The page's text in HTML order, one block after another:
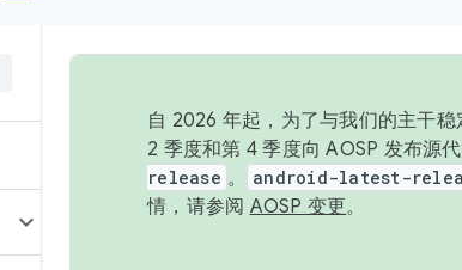
自 2026 年起，为了与我们的主干
2 季度和第 4 季度向 AOSP 发布源
release 。 android-latest-
情，请参阅 AOSP 变更。